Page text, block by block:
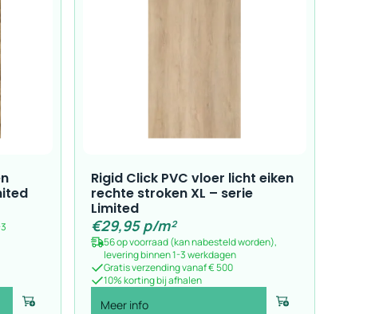
Voeg toe
Rigid Click PVC vloer licht eiken
rechte stroken XL – serie
Limited
€29,95p/m²
56 op voorraad (kan nabesteld worden),
levering binnen 1-3 werkdagen
Gratis verzending vanaf € 500
10% korting bij afhalen
Meer info Voeg toe